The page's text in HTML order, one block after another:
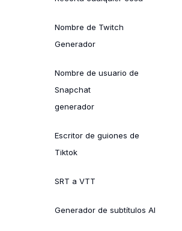
Nombre de Twitch
Generador
Nombre de usuario de
Snapchat
generador
Escritor de guiones de
Tiktok
SRT a VTT
Generador de subtítulos AI